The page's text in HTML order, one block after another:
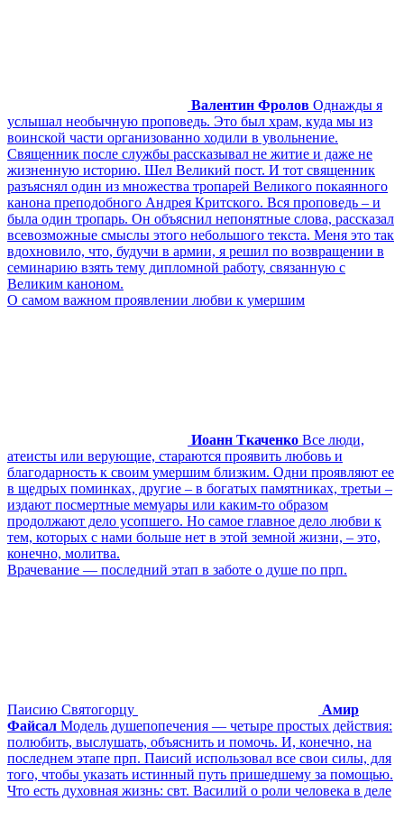
Валентин Фролов Однажды я
услышал необычную проповедь. Это был храм, куда мы из
воинской части организованно ходили в увольнение.
Священник после службы рассказывал не житие и даже не
жизненную историю. Шел Великий пост. И тот священник
разъяснял один из множества тропарей Великого покаянного
канона преподобного Андрея Критского. Вся проповедь – и
была один тропарь. Он объяснил непонятные слова, рассказал
всевозможные смыслы этого небольшого текста. Меня это так
вдохновило, что, будучи в армии, я решил по возвращении в
семинарию взять тему дипломной работу, связанную с
Великим каноном.
О самом важном проявлении любви к умершим
Иоанн Ткаченко Все люди,
атеисты или верующие, стараются проявить любовь и
благодарность к своим умершим близким. Одни проявляют ее
в щедрых поминках, другие – в богатых памятниках, третьи –
издают посмертные мемуары или каким-то образом
продолжают дело усопшего. Но самое главное дело любви к
тем, которых с нами больше нет в этой земной жизни, – это,
конечно, молитва.
Врачевание ― последний этап в заботе о душе по прп.
Паисию Святогорцу
Амир
Файсал Модель душепопечения ― четыре простых действия:
полюбить, выслушать, объяснить и помочь. И, конечно, на
последнем этапе прп. Паисий использовал все свои силы, для
того, чтобы указать истинный путь пришедшему за помощью.
Что есть духовная жизнь: свт. Василий о роли человека в деле